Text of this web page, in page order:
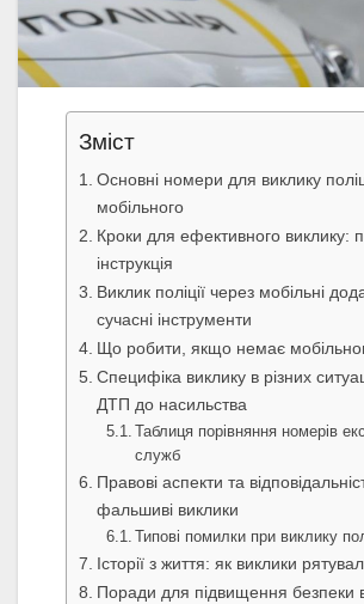
Зміст
Основні номери для виклику
мобільного
Кроки для ефективного виклику:
інструкція
Виклик поліції через мобільні
сучасні інструменти
Що робити, якщо немає
Специфіка виклику в різних
ДТП до насильства
Таблиця порівняння номерів
служб
Правові аспекти та
фальшиві виклики
Типові помилки при виклику
Історії з життя: як виклики
Поради для підвищення безпеки